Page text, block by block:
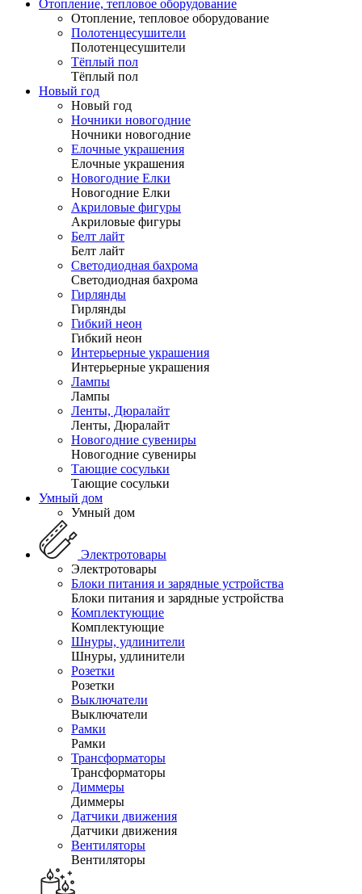
Отопление, тепловое оборудование
Отопление, тепловое оборудование
Полотенцесушители
Полотенцесушители
Тёплый пол
Тёплый пол
Новый год
Новый год
Ночники новогодние
Ночники новогодние
Елочные украшения
Елочные украшения
Новогодние Елки
Новогодние Елки
Акриловые фигуры
Акриловые фигуры
Белт лайт
Белт лайт
Светодиодная бахрома
Светодиодная бахрома
Гирлянды
Гирлянды
Гибкий неон
Гибкий неон
Интерьерные украшения
Интерьерные украшения
Лампы
Лампы
Ленты, Дюралайт
Ленты, Дюралайт
Новогодние сувениры
Новогодние сувениры
Тающие сосульки
Тающие сосульки
Умный дом
Умный дом
Электротовары
Электротовары
Блоки питания и зарядные устройства
Блоки питания и зарядные устройства
Комплектующие
Комплектующие
Шнуры, удлинители
Шнуры, удлинители
Розетки
Розетки
Выключатели
Выключатели
Рамки
Рамки
Трансформаторы
Трансформаторы
Диммеры
Диммеры
Датчики движения
Датчики движения
Вентиляторы
Вентиляторы